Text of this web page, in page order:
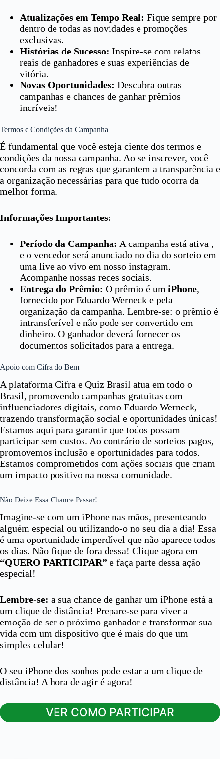
Atualizações em Tempo Real: Fique sempre por
dentro de todas as novidades e promoções
exclusivas.
Histórias de Sucesso: Inspire-se com relatos
reais de ganhadores e suas experiências de
vitória.
Novas Oportunidades: Descubra outras
campanhas e chances de ganhar prêmios
incríveis!
Termos e Condições da Campanha
É fundamental que você esteja ciente dos termos e
condições da nossa campanha. Ao se inscrever, você
concorda com as regras que garantem a transparência e
a organização necessárias para que tudo ocorra da
melhor forma.
Informações Importantes:
Período da Campanha: A campanha está ativa ,
e o vencedor será anunciado no dia do sorteio em
uma live ao vivo em nosso instagram.
Acompanhe nossas redes sociais.
Entrega do Prêmio: O prêmio é um iPhone,
fornecido por Eduardo Werneck e pela
organização da campanha. Lembre-se: o prêmio é
intransferível e não pode ser convertido em
dinheiro. O ganhador deverá fornecer os
documentos solicitados para a entrega.
Apoio com Cifra do Bem
A plataforma Cifra e Quiz Brasil atua em todo o
Brasil, promovendo campanhas gratuitas com
influenciadores digitais, como Eduardo Werneck,
trazendo transformação social e oportunidades únicas!
Estamos aqui para garantir que todos possam
participar sem custos. Ao contrário de sorteios pagos,
promovemos inclusão e oportunidades para todos.
Estamos comprometidos com ações sociais que criam
um impacto positivo na nossa comunidade.
Não Deixe Essa Chance Passar!
Imagine-se com um iPhone nas mãos, presenteando
alguém especial ou utilizando-o no seu dia a dia! Essa
é uma oportunidade imperdível que não aparece todos
os dias. Não fique de fora dessa! Clique agora em
“QUERO PARTICIPAR” e faça parte dessa ação
especial!
Lembre-se: a sua chance de ganhar um iPhone está a
um clique de distância! Prepare-se para viver a
emoção de ser o próximo ganhador e transformar sua
vida com um dispositivo que é mais do que um
simples celular!
O seu iPhone dos sonhos pode estar a um clique de
distância! A hora de agir é agora!
VER COMO PARTICIPAR